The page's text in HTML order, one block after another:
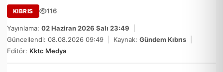
KIBRIS 116
Yayınlama: 02 Haziran 2026 Salı 23:49
Güncellendi: 08.08.2026 09:49
Kaynak: Gündem Kıbrıs
Editör: Kktc Medya